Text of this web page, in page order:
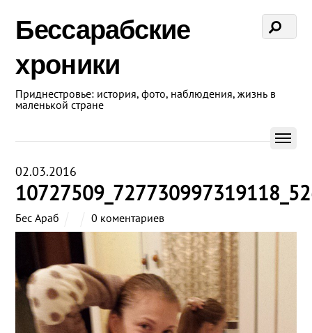
Бессарабские
хроники
Приднестровье: история, фото, наблюдения, жизнь в
маленькой стране
02.03.2016
Бес Араб 0 коментариев